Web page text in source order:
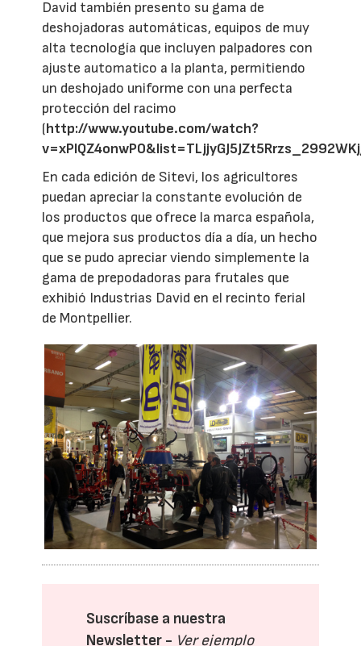
David también presento su gama de
deshojadoras automáticas, equipos de muy
alta tecnología que incluyen palpadores con
ajuste automatico a la planta, permitiendo
un deshojado uniforme con una perfecta
protección del racimo
(http://www.youtube.com/watch?
En cada edición de Sitevi, los agricultores
puedan apreciar la constante evolución de
los productos que ofrece la marca española,
que mejora sus productos día a día, un hecho
que se pudo apreciar viendo simplemente la
gama de prepodadoras para frutales que
exhibió Industrias David en el recinto ferial
de Montpellier.
Suscríbase a nuestra
Newsletter - Ver ejemplo